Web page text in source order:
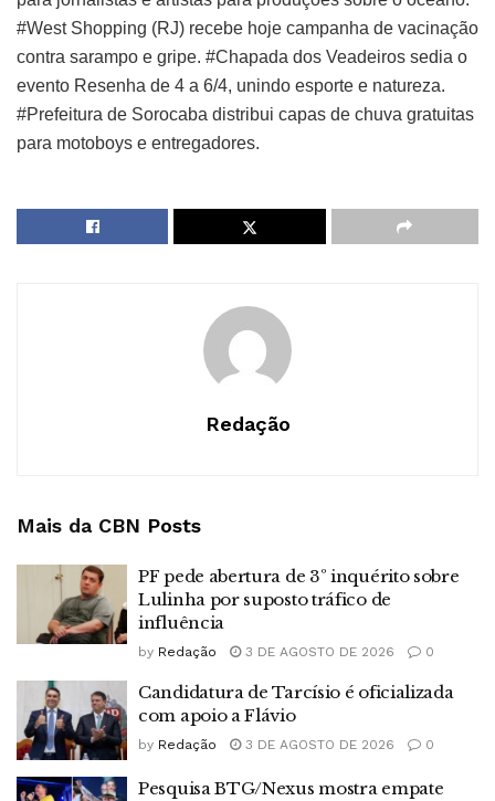
#West Shopping (RJ) recebe hoje campanha de vacinação
contra sarampo e gripe. #Chapada dos Veadeiros sedia o
evento Resenha de 4 a 6/4, unindo esporte e natureza.
#Prefeitura de Sorocaba distribui capas de chuva gratuitas
para motoboys e entregadores.
Redação
Mais da CBN Posts
PF pede abertura de 3º inquérito sobre
Lulinha por suposto tráfico de
influência
by Redação 3 DE AGOSTO DE 2026 0
Candidatura de Tarcísio é oficializada
com apoio a Flávio
by Redação 3 DE AGOSTO DE 2026 0
Pesquisa BTG/Nexus mostra empate